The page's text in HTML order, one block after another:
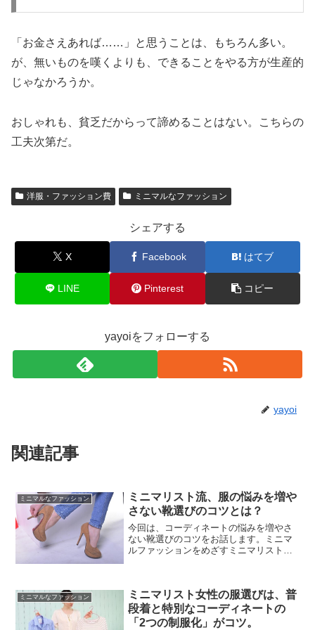
「お金さえあれば……」と思うことは、もちろん多い。
が、無いものを嘆くよりも、できることをやる方が生産的
じゃなかろうか。
おしゃれも、貧乏だからって諦めることはない。こちらの
工夫次第だ。
洋服・ファッション費 ミニマルなファッション
シェアする
X Facebook はてブ
LINE Pinterest コピー
yayoiをフォローする
yayoi
関連記事
ミニマルなファッション
ミニマリスト流、服の悩みを増や
さない靴選びのコツとは？
今回は、コーディネートの悩みを増やさ
ない靴選びのコツをお話します。ミニマ
ルファッションをめざすミニマリストに
トです。自分のスタイルに...
ミニマルなファッション
ミニマリスト女性の服選びは、普
段着と特別なコーディネートの
「2つの制服化」がコツ。